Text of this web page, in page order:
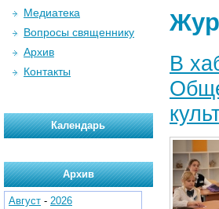
В
Медиатека
Вопросы священнику
Архив
Контакты
Календарь
Архив
Август - 2026